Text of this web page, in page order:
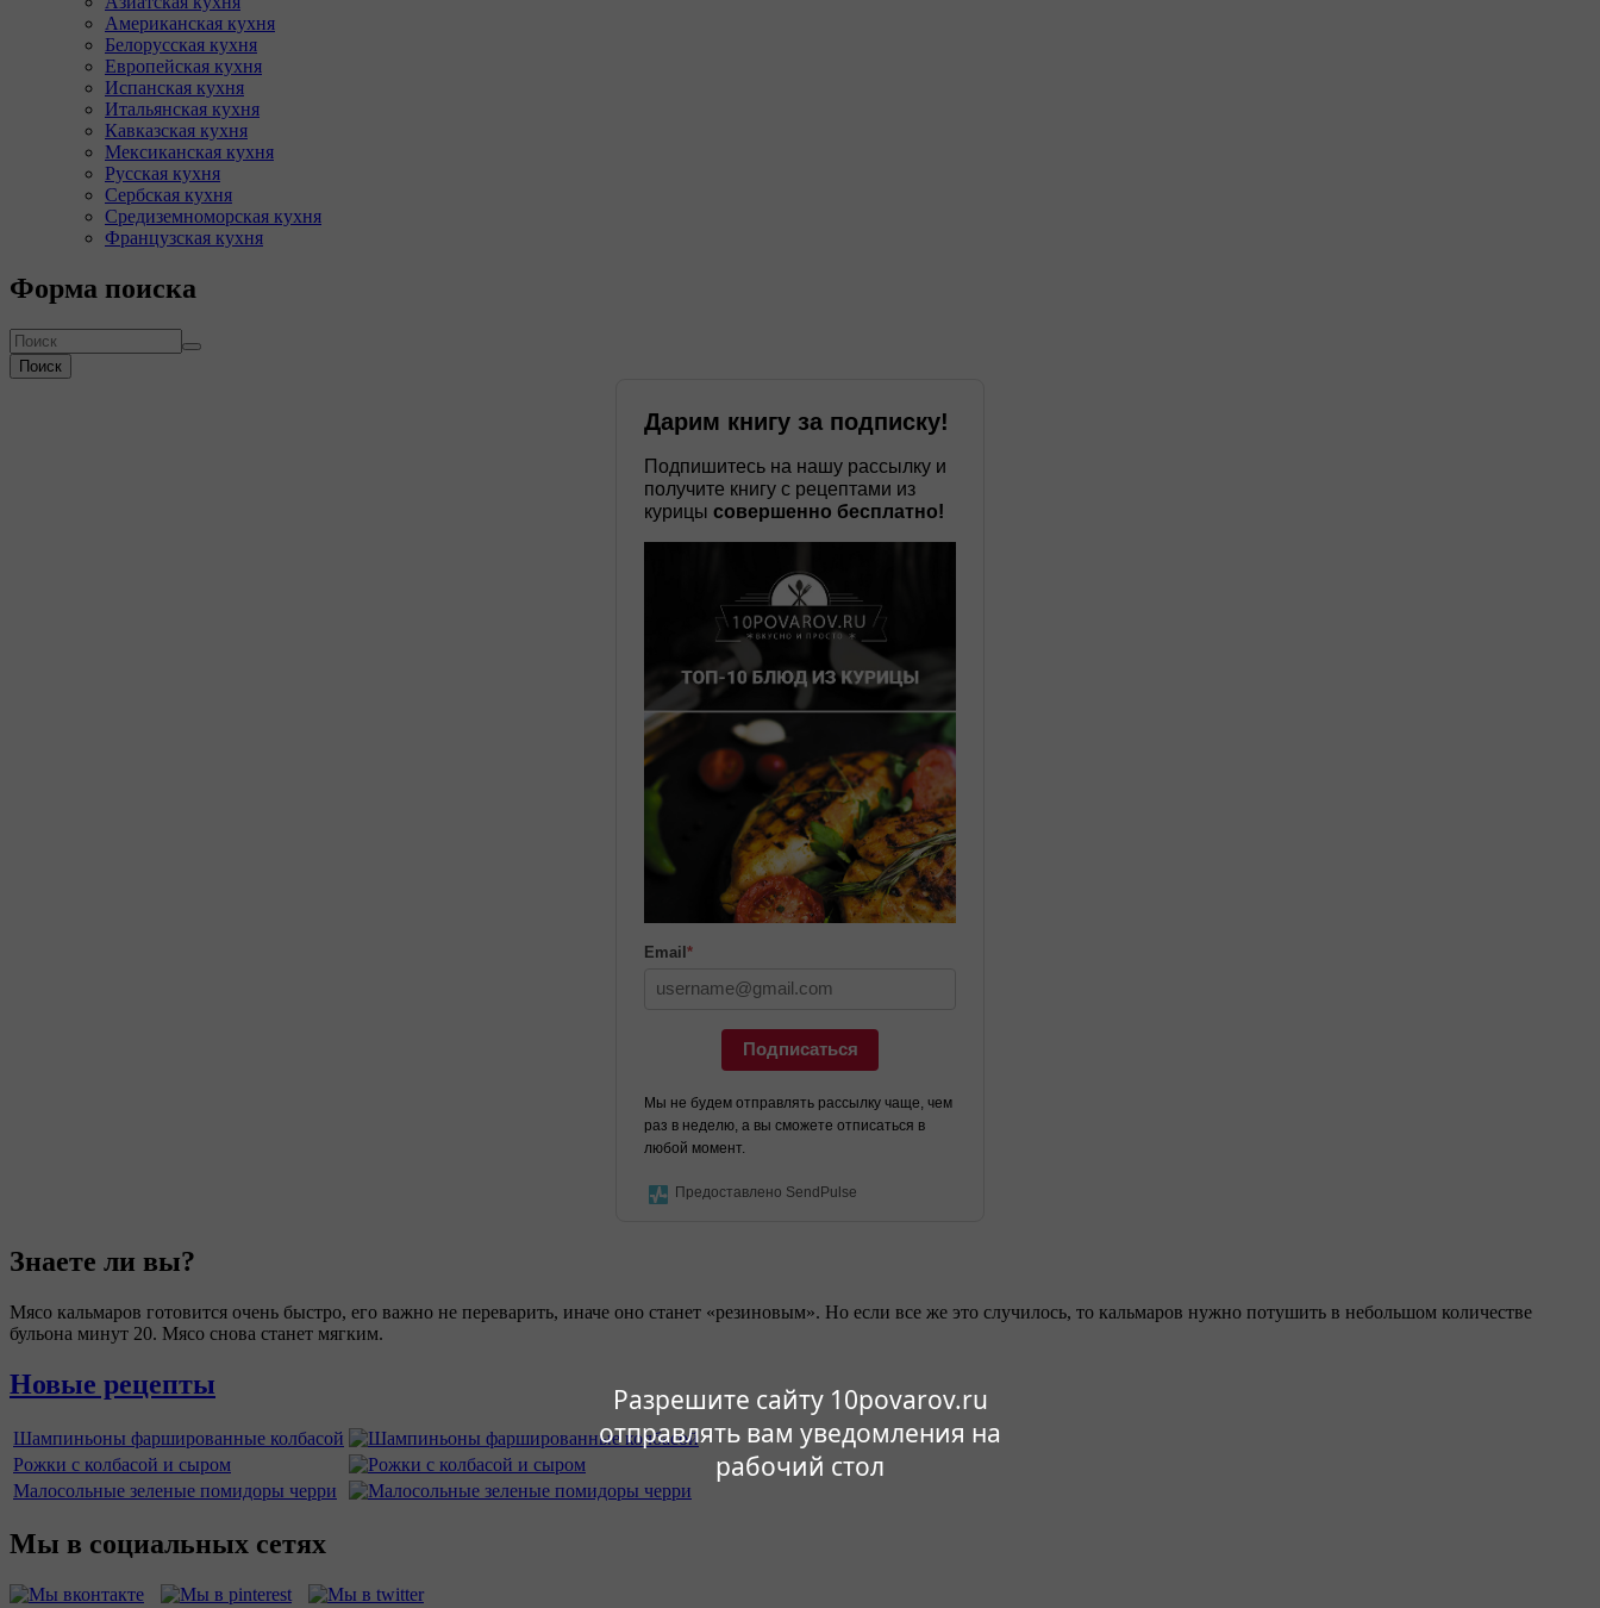
Разрешите сайту 10povarov.ru
отправлять вам уведомления на
рабочий стол
Американская кухня
Белорусская кухня
Европейская кухня
Испанская кухня
Итальянская кухня
Кавказская кухня
Мексиканская кухня
Русская кухня
Сербская кухня
Средиземноморская кухня
Французская кухня
Форма поиска
Поиск
Дарим книгу за подписку!
Подпишитесь на нашу рассылку и
получите книгу с рецептами из
курицы совершенно бесплатно!
Email *
Подписаться
Мы не будем отправлять рассылку чаще, чем
раз в неделю, а вы сможете отписаться в
любой момент.
Предоставлено SendPulse
Знаете ли вы?
Мясо кальмаров готовится очень быстро, его важно не переварить, иначе оно станет «резиновым». Но если все же это случилось, то кальмаров нужно потушить в небольшом количестве
бульона минут 20. Мясо снова станет мягким.
Новые рецепты
Шампиньоны фаршированные колбасой
Рожки с колбасой и сыром
Малосольные зеленые помидоры черри
Мы в социальных сетях